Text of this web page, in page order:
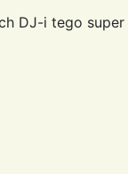
DJ-i tego super